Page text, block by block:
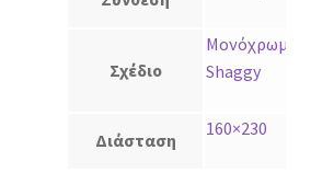
Σχέδιο
Μονόχρωμο
Shaggy
Διάσταση
160×230